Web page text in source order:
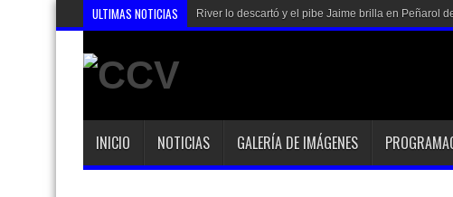
ULTIMAS NOTICIAS River lo descartó y el pibe Jaime brilla en Peñarol
INICIO NOTICIAS GALERÍA DE IMÁGENES